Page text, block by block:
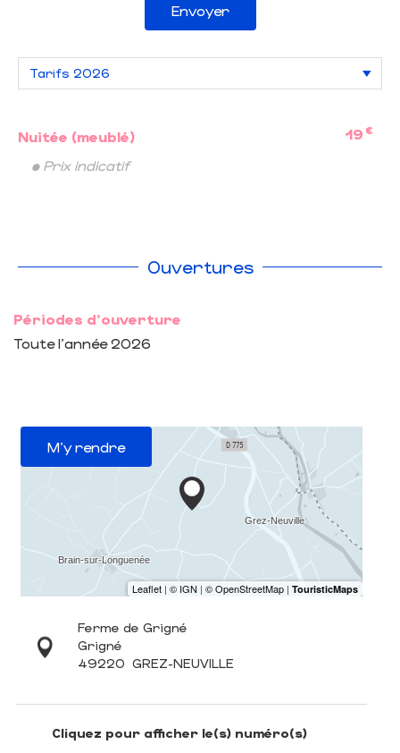
Envoyer
Nuitée (meublé) 19 €
• Prix indicatif
Ouvertures
Périodes d'ouverture
Toute l'année 2026
M'y rendre
Ferme de Grigné
Grigné
49220 GREZ-NEUVILLE
Cliquez pour afficher le(s) numéro(s)